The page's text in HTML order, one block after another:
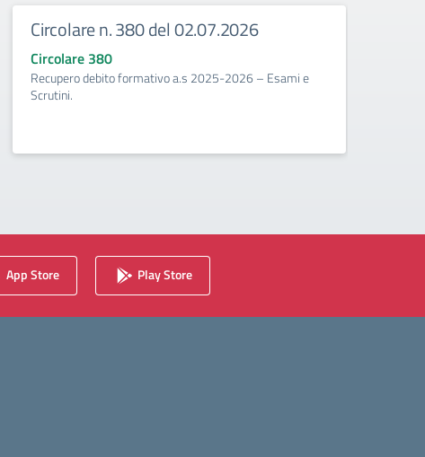
Circolare n. 380 del 02.07.2026
Circolare 380
Recupero debito formativo a.s 2025-2026 – Esami e
Scrutini.
App Store Play Store